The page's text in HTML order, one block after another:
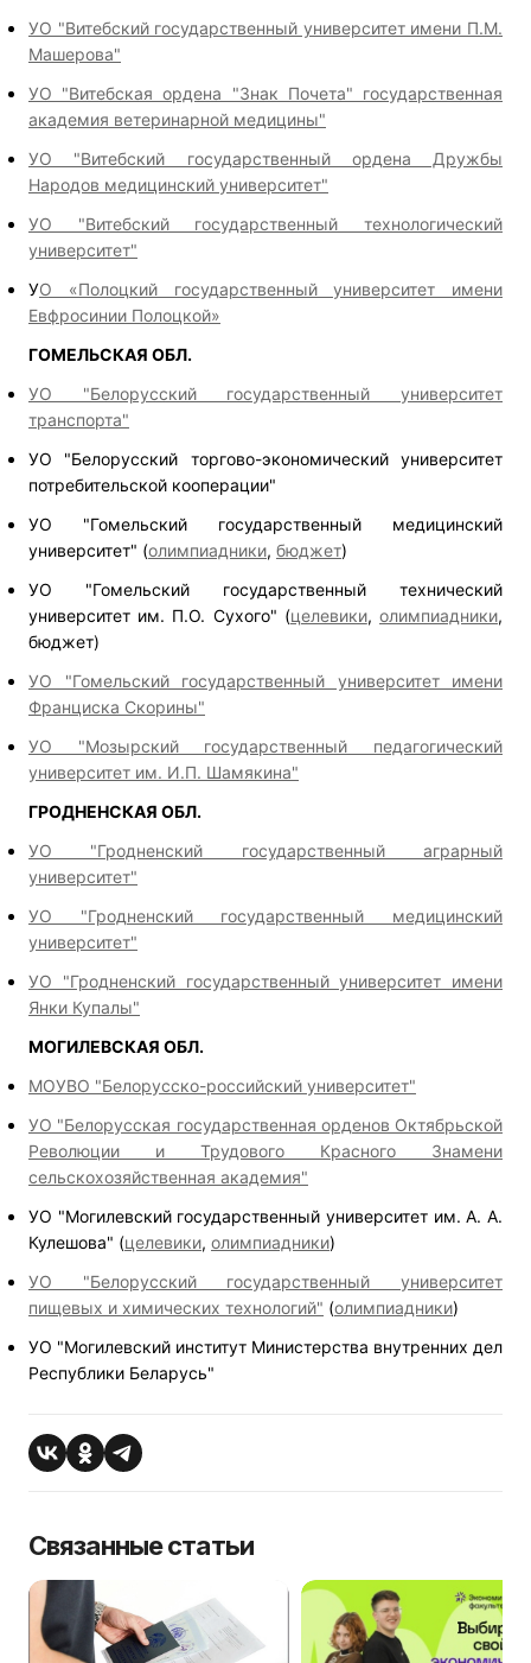
УО "Витебский государственный университет имени П.М.
Машерова"
УО "Витебская ордена "Знак Почета" государственная
академия ветеринарной медицины"
УО "Витебский государственный ордена Дружбы
Народов медицинский университет"
УО "Витебский государственный технологический
университет"
УО «Полоцкий государственный университет имени
Евфросинии Полоцкой»
ГОМЕЛЬСКАЯ ОБЛ.
УО "Белорусский государственный университет
транспорта"
УО "Белорусский торгово-экономический университет
потребительской кооперации"
УО "Гомельский государственный медицинский
университет" (олимпиадники, бюджет)
УО "Гомельский государственный технический
университет им. П.О. Сухого" (целевики,олимпиадники,
бюджет)
УО "Гомельский государственный университет имени
Франциска Скорины"
УО "Мозырский государственный педагогический
университет им. И.П. Шамякина"
ГРОДНЕНСКАЯ ОБЛ.
УО "Гродненский государственный аграрный
университет"
УО "Гродненский государственный медицинский
университет"
УО "Гродненский государственный университет имени
Янки Купалы"
МОГИЛЕВСКАЯ ОБЛ.
МОУВО "Белорусско-российский университет"
УО "Белорусская государственная орденов Октябрьской
Революции и Трудового Красного Знамени
сельскохозяйственная академия"
УО "Могилевский государственный университет им. А. А.
Кулешова" (целевики, олимпиадники)
УО "Белорусский государственный университет
пищевых и химических технологий" (олимпиадники)
УО "Могилевский институт Министерства внутренних дел
Республики Беларусь"
Связанные статьи